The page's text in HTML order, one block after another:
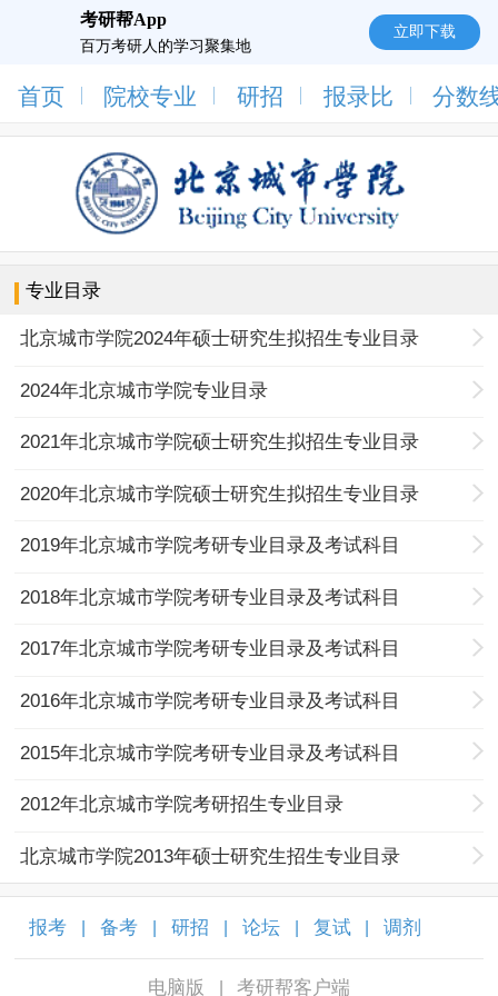
考研帮App
百万考研人的学习聚集地
立即下载
首页 院校专业 研招 报录比 分数
专业目录
北京城市学院2024年硕士研究生拟招生专业目录
2024年北京城市学院专业目录
2021年北京城市学院硕士研究生拟招生专业目录
2020年北京城市学院硕士研究生拟招生专业目录
2019年北京城市学院考研专业目录及考试科目
2018年北京城市学院考研专业目录及考试科目
2017年北京城市学院考研专业目录及考试科目
2016年北京城市学院考研专业目录及考试科目
2015年北京城市学院考研专业目录及考试科目
2012年北京城市学院考研招生专业目录
北京城市学院2013年硕士研究生招生专业目录
报考 备考 研招 论坛 复试 调剂
电脑版 考研帮客户端